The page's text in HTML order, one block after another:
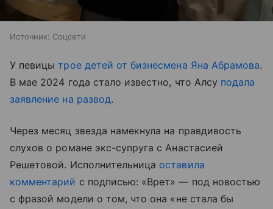
Источник: Соцсети
У певицытрое детей от бизнесмена Яна Абрамова.
В мае 2024 года стало известно, что Алсу подала
заявление на развод.
Через месяц звезда намекнула на правдивость
слухов о романе экс-супруга с Анастасией
Решетовой. Исполнительница оставила
комментарий с подписью: «Врет» — под новостью
с фразой модели о том, что она «не стала бы